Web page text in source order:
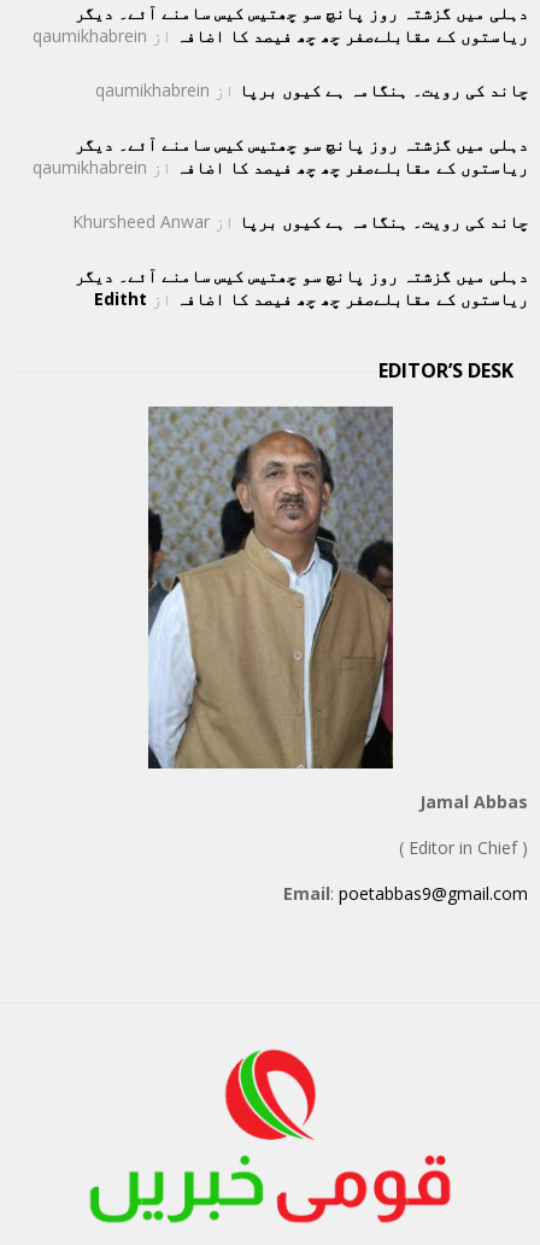
دہلی میں گزشتہ روز پانچ سو چھتیس کیس سامنے آئے۔ دیگر
ریاستوں کے مقابلےصفر چھ چھ فیصد کا اضافہ از qaumikhabrein
چاند کی رویت۔ ہنگامہ ہے کیوں برپا از qaumikhabrein
دہلی میں گزشتہ روز پانچ سو چھتیس کیس سامنے آئے۔ دیگر
ریاستوں کے مقابلےصفر چھ چھ فیصد کا اضافہ از qaumikhabrein
چاند کی رویت۔ ہنگامہ ہے کیوں برپا از Khursheed Anwar
دہلی میں گزشتہ روز پانچ سو چھتیس کیس سامنے آئے۔ دیگر
ریاستوں کے مقابلےصفر چھ چھ فیصد کا اضافہ از Editht
EDITOR’S DESK
Jamal Abbas
( Editor in Chief )
Email: poetabbas9@gmail.com